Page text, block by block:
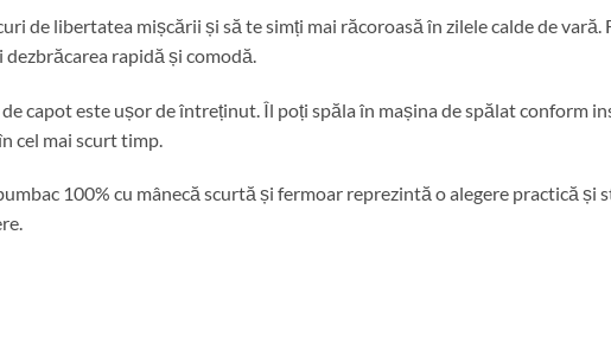
de libertatea mișcării și să te simți mai răcoroasă în zilele calde de
rapidă și comodă.
capot este ușor de întreținut. Îl poți spăla în mașina de spălat conform
cel mai scurt timp.
100% cu mânecă scurtă și fermoar reprezintă o alegere practică